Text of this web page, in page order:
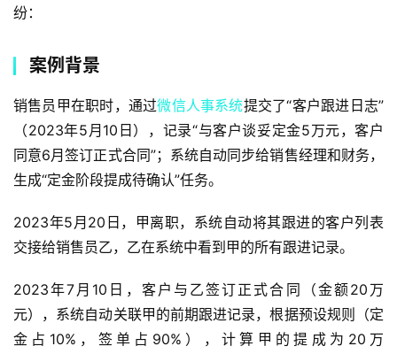
纷：
案例背景
销售员甲在职时，通过微信人事系统提交了“客户跟进日志”
（2023年5月10日），记录“与客户谈妥定金5万元，客户
同意6月签订正式合同”；系统自动同步给销售经理和财务，
生成“定金阶段提成待确认”任务。
2023年5月20日，甲离职，系统自动将其跟进的客户列表
交接给销售员乙，乙在系统中看到甲的所有跟进记录。
2023年7月10日，客户与乙签订正式合同（金额20万
元），系统自动关联甲的前期跟进记录，根据预设规则（定
金占10%，签单占90%），计算甲的提成为20万